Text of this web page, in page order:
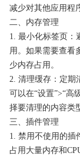
减少对其他应用程
二、内存管理
1. 最小化标签页：
用。如果需要查看
少内存占用。
2. 清理缓存：定期
可以在“设置”>“高
择要清理的内容类
三、插件管理
1. 禁用不使用的插
占用大量内存和